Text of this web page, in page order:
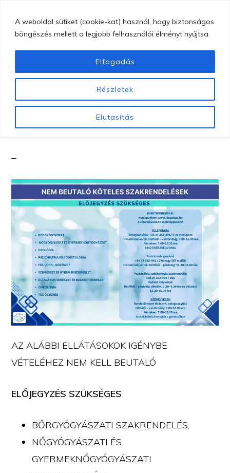
A weboldal sütiket (cookie-kat) használ, hogy biztonságos
böngészés mellett a legjobb felhasználói élményt nyújtsa.
Részletek
Elutasítás
Elfogadás
GYÖNGYÖSI
KÓRHÁZ
Gyöngyösi
Kórház
MENU
Nem beutalóköteles
szakrendelések
AZ ALÁBBI ELLÁTÁSOKOK IGÉNYBE
VÉTELÉHEZ NEM KELL BEUTALÓ
ELŐJEGYZÉS SZÜKSÉGES
BŐRGYÓGYÁSZATI SZAKRENDELÉS,
NŐGYÓGYÁSZATI ÉS
GYERMEKNŐGYÓGYÁSZATI